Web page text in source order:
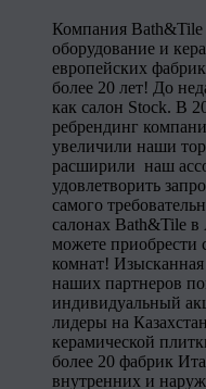
Компания Bath&Tile
оборудование и
европейских
более 20 лет! До
как салон Stock. В
ребрендинг
увеличили наши
расширили наш
удовлетворить
самого
салонах Bath&Tile
можете приобрести
комнат! Изысканная
наших партнеров
индивидуальный
лидеры на
керамической
более 20 фабрик
внутренних и